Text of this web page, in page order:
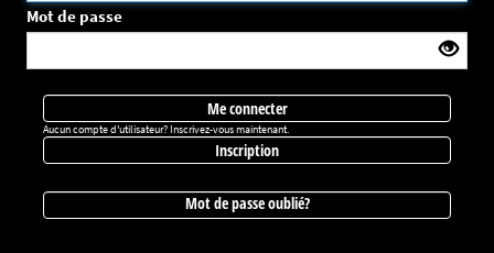
Mot de passe
Me connecter
Aucun compte d'utilisateur? Inscrivez-vous maintenant.
Inscription
Mot de passe oublié?